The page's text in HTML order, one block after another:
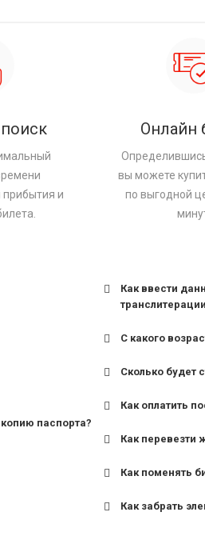
прибытия и
Онлайн
вы можете
по выгодной
паспорта?
Как ввести
С какого
для поездов
Сколько будет
Как оплатить
Как перевезти
Как поменять
Как забрать